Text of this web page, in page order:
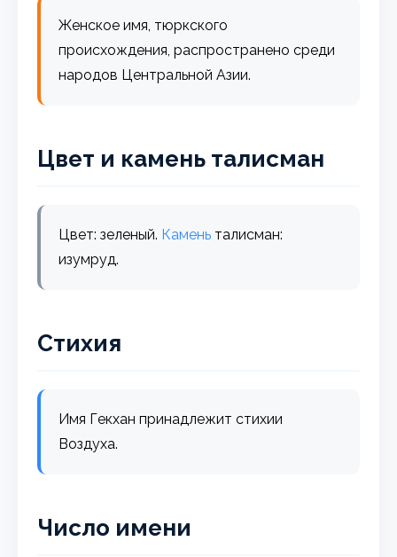
Женское имя, тюркского
происхождения, распространено среди
народов Центральной Азии.
Цвет и камень талисман
Цвет: зеленый. Камень талисман:
изумруд.
Стихия
Имя Гекхан принадлежит стихии
Воздуха.
Число имени